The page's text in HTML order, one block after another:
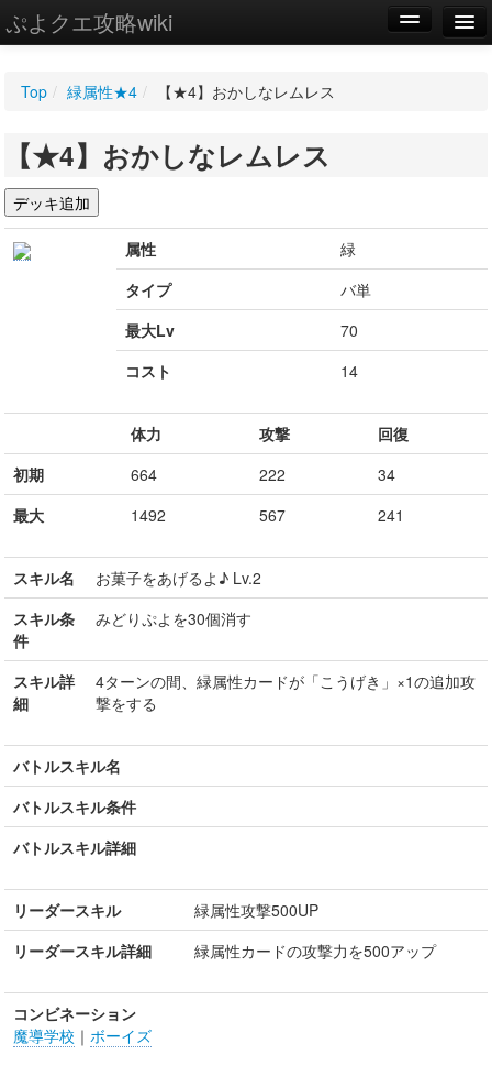
ぷよクエ攻略wiki
WIKI
設定
Top / 緑属性★4 / 【★4】おかしなレムレス
【★4】おかしなレムレス
属性
緑
タイプ
バ単
最大Lv
70
コスト
14
体力 攻撃
回復
初期
664 222
34
最大
1492 567 241
スキル名
お菓子をあげるよ♪ Lv.2
スキル条
件
みどりぷよを30個消す
スキル詳
細
4ターンの間、緑属性カードが「こうげき」×1の追加攻
撃をする
バトルスキル名
バトルスキル条件
バトルスキル詳細
リーダースキル
緑属性攻撃500UP
リーダースキル詳細
緑属性カードの攻撃力を500アップ
コンビネーション
魔導学校 ｜ ボーイズ